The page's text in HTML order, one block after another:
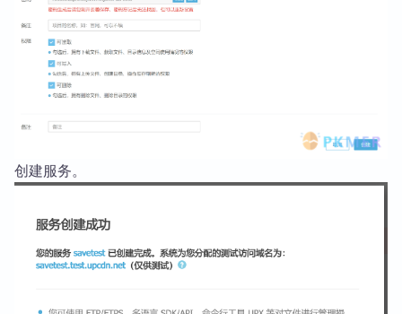
创建服务。